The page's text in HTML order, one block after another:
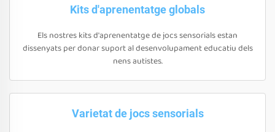
Kits d'aprenentatge globals
Els nostres kits d'aprenentatge de jocs sensorials estan
dissenyats per donar suport al desenvolupament educatiu dels
nens autistes.
Varietat de jocs sensorials